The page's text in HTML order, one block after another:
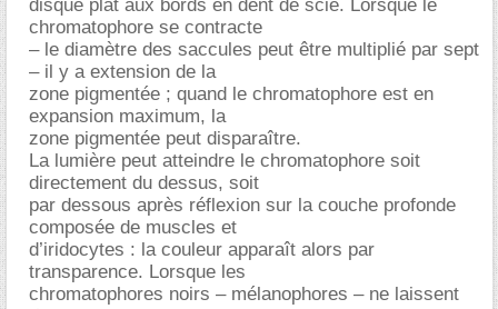
disque plat aux bords en dent de scie. Lorsque le
chromatophore se contracte
– le diamètre des saccules peut être multiplié par sept
– il y a extension de la
zone pigmentée ; quand le chromatophore est en
expansion maximum, la
zone pigmentée peut disparaître.
La lumière peut atteindre le chromatophore soit
directement du dessus, soit
par dessous après réflexion sur la couche profonde
composée de muscles et
d’iridocytes : la couleur apparaît alors par
transparence. Lorsque les
chromatophores noirs – mélanophores – ne laissent